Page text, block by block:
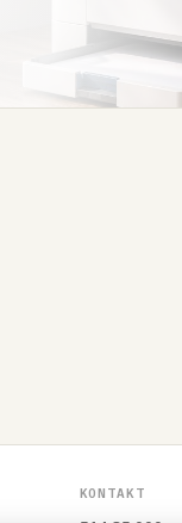
KONTAKT